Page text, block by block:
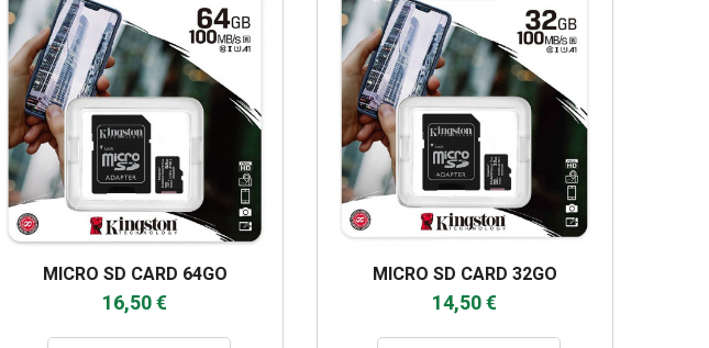
MICRO SD CARD 64GO
16,50 €
MICRO SD CARD 32GO
14,50 €